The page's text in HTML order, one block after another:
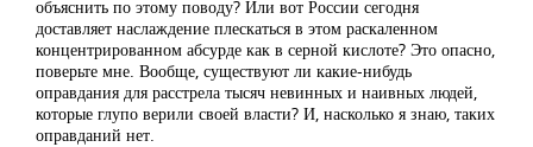
объяснить по этому поводу? Или вот России сегодня
доставляет наслаждение плескаться в этом раскаленном
концентрированном абсурде как в серной кислоте? Это опасно,
поверьте мне. Вообще, существуют ли какие-нибудь
оправдания для расстрела тысяч невинных и наивных людей,
которые глупо верили своей власти? И, насколько я знаю, таких
оправданий нет.